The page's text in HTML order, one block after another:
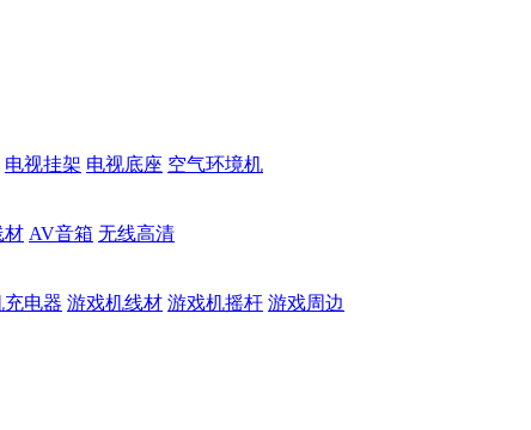
电视挂架 电视底座 空气环境机
材 AV音箱 无线高清
电器 游戏机线材 游戏机摇杆 游戏周边